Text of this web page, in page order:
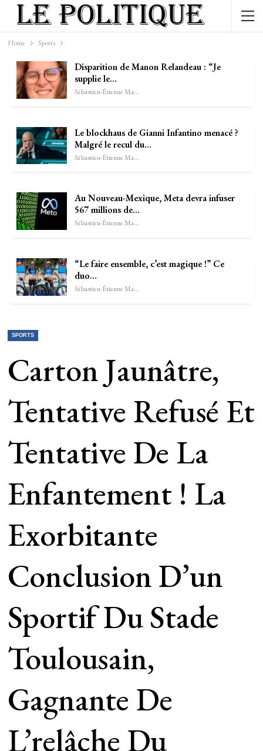
Home Sports
Disparition de Manon Relandeau : “Je
supplie le…
Sébastien-Étienne Marechal
Le blockhaus de Gianni Infantino menacé ?
Malgré le recul du…
Sébastien-Étienne Marechal
Au Nouveau-Mexique, Meta devra infuser
567 millions de…
Sébastien-Étienne Marechal
“Le faire ensemble, c’est magique !” Ce
duo…
Sébastien-Étienne Marechal
SPORTS
Carton Jaunâtre,
Tentative Refusé Et
Tentative De La
Enfantement ! La
Exorbitante
Conclusion D’un
Sportif Du Stade
Toulousain,
Gagnante De
L’relâche Du